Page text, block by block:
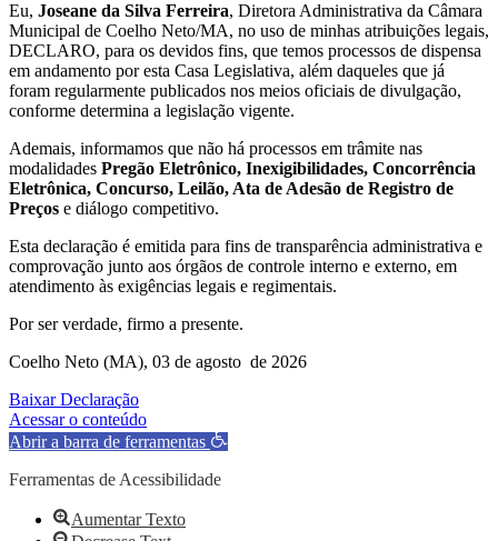
Eu, Joseane da Silva Ferreira, Diretora Administrativa da Câmara
Municipal de Coelho Neto/MA, no uso de minhas atribuições legais,
DECLARO, para os devidos fins, que temos processos de dispensa
em andamento por esta Casa Legislativa, além daqueles que já
foram regularmente publicados nos meios oficiais de divulgação,
conforme determina a legislação vigente.
Ademais, informamos que não há processos em trâmite nas
modalidades Pregão Eletrônico, Inexigibilidades, Concorrência
Eletrônica, Concurso, Leilão, Ata de Adesão de Registro de
Preços e diálogo competitivo.
Esta declaração é emitida para fins de transparência administrativa e
comprovação junto aos órgãos de controle interno e externo, em
atendimento às exigências legais e regimentais.
Por ser verdade, firmo a presente.
Coelho Neto (MA), 03 de agosto de 2026
Baixar Declaração
Acessar o conteúdo
Abrir a barra de ferramentas
Ferramentas de Acessibilidade
Aumentar Texto